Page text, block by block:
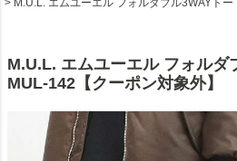
M.U.L. エムユーエル フォルダブル3WAYト
M.U.L. エムユーエル フォルダ
MUL-142【クーポン対象外】